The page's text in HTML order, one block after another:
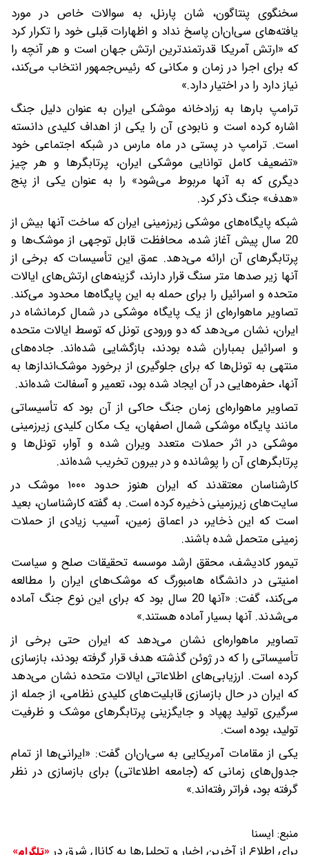
سخنگوی پنتاگون، شان پارنل، به سوالات خاص در مورد
یافته‌های سی‌ان‌ان پاسخ نداد و اظهارات قبلی خود را تکرار کرد
که «ارتش آمریکا قدرتمندترین ارتش جهان است و هر آنچه را
که برای اجرا در زمان و مکانی که رئیس‌جمهور انتخاب می‌کند،
نیاز دارد را در اختیار دارد.»
ترامپ بارها به زرادخانه موشکی ایران به عنوان دلیل جنگ
اشاره کرده است و نابودی آن را یکی از اهداف کلیدی دانسته
است. ترامپ در پستی در ماه مارس در شبکه اجتماعی خود
«تضعیف کامل توانایی موشکی ایران، پرتابگرها و هر چیز
دیگری که به آنها مربوط می‌شود» را به عنوان یکی از پنج
«هدف» جنگ ذکر کرد.
شبکه پایگاه‌های موشکی زیرزمینی ایران که ساخت آنها بیش از
20 سال پیش آغاز شده، محافظت قابل توجهی از موشک‌ها و
پرتابگرهای آن ارائه می‌دهد. عمق این تأسیسات که برخی از
آنها زیر صدها متر سنگ قرار دارند، گزینه‌های ارتش‌های ایالات
متحده و اسرائیل را برای حمله به این پایگاه‌ها محدود می‌کند.
تصاویر ماهواره‌ای از یک پایگاه موشکی در شمال کرمانشاه در
ایران، نشان می‌دهد که دو ورودی تونل که توسط ایالات متحده
و اسرائیل بمباران شده بودند، بازگشایی شده‌اند. جاده‌های
منتهی به تونل‌ها که برای جلوگیری از برخورد موشک‌اندازها به
آنها، حفره‌هایی در آن ایجاد شده بود، تعمیر و آسفالت شده‌اند.
تصاویر ماهواره‌ای زمان جنگ حاکی از آن بود که تأسیساتی
مانند پایگاه موشکی شمال اصفهان، یک مکان کلیدی زیرزمینی
موشکی در اثر حملات متعدد ویران شده و آوار، تونل‌ها و
پرتابگرهای آن را پوشانده و در بیرون تخریب شده‌اند.
کارشناسان معتقدند که ایران هنوز حدود ۱۰۰۰ موشک در
سایت‌های زیرزمینی ذخیره کرده است. به گفته کارشناسان، بعید
است که این ذخایر، در اعماق زمین، آسیب زیادی از حملات
زمینی متحمل شده باشند.
تیمور کادیشف، محقق ارشد موسسه تحقیقات صلح و سیاست
امنیتی در دانشگاه هامبورگ که موشک‌های ایران را مطالعه
می‌کند، گفت: «آنها 20 سال بود که برای این نوع جنگ آماده
می‌شدند. آنها بسیار آماده هستند.»
تصاویر ماهواره‌ای نشان می‌دهد که ایران حتی برخی از
تأسیساتی را که در ژوئن گذشته هدف قرار گرفته بودند، بازسازی
کرده است. ارزیابی‌های اطلاعاتی ایالات متحده نشان می‌دهد
که ایران در حال بازسازی قابلیت‌های کلیدی نظامی، از جمله از
سرگیری تولید پهپاد و جایگزینی پرتابگرهای موشک و ظرفیت
تولید، بوده است.
یکی از مقامات آمریکایی به سی‌ان‌ان گفت: «ایرانی‌ها از تمام
جدول‌های زمانی که (جامعه اطلاعاتی) برای بازسازی در نظر
گرفته بود، فراتر رفته‌اند.»
منبع: ایسنا
برای اطلاع از آخرین اخبار و تحلیل‌ها به کانال شرق در «تلگرام»